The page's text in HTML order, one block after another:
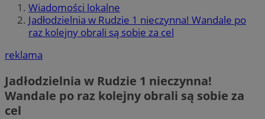
Wiadomości lokalne
Jadłodzielnia w Rudzie 1 nieczynna! Wandale po
raz kolejny obrali są sobie za cel
reklama
Jadłodzielnia w Rudzie 1 nieczynna!
Wandale po raz kolejny obrali są sobie za
cel